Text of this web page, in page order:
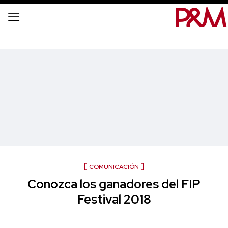
COMUNICACIÓN
Conozca los ganadores del FIP
Festival 2018